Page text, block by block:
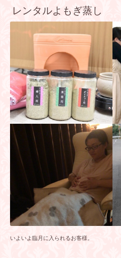
レンタルよもぎ蒸し
いよいよ臨月に入られるお客様。